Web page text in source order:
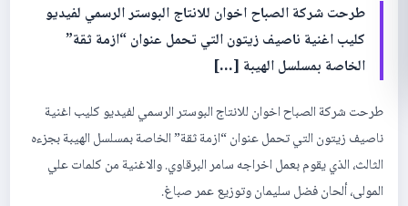
طرحت شركة الصباح اخوان للانتاج البوستر الرسمي لفيديو
كليب اغنية ناصيف زيتون التي تحمل عنوان “ازمة ثقة”
الخاصة بمسلسل الهيبة […]
طرحت شركة الصباح اخوان للانتاج البوستر الرسمي لفيديو كليب اغنية
ناصيف زيتون التي تحمل عنوان “ازمة ثقة” الخاصة بمسلسل الهيبة بجزءه
الثالث، الذي يقوم بعمل اخراجه سامر البرقاوي. والاغنية من كلمات علي
المولى، ألحان فضل سليمان وتوزيع عمر صباغ.